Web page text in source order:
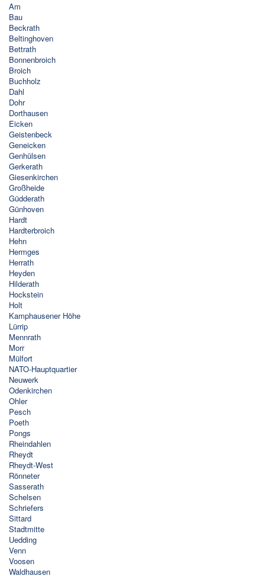
Am
Bau
Beckrath
Beltinghoven
Bettrath
Bonnenbroich
Broich
Buchholz
Dahl
Dohr
Dorthausen
Eicken
Geistenbeck
Geneicken
Genhülsen
Gerkerath
Giesenkirchen
Großheide
Güdderath
Günhoven
Hardt
Hardterbroich
Hehn
Hermges
Herrath
Heyden
Hilderath
Hockstein
Holt
Kamphausener Höhe
Lürrip
Mennrath
Morr
Mülfort
NATO-Hauptquartier
Neuwerk
Odenkirchen
Ohler
Pesch
Poeth
Pongs
Rheindahlen
Rheydt
Rheydt-West
Rönneter
Sasserath
Schelsen
Schriefers
Sittard
Stadtmitte
Uedding
Venn
Voosen
Waldhausen